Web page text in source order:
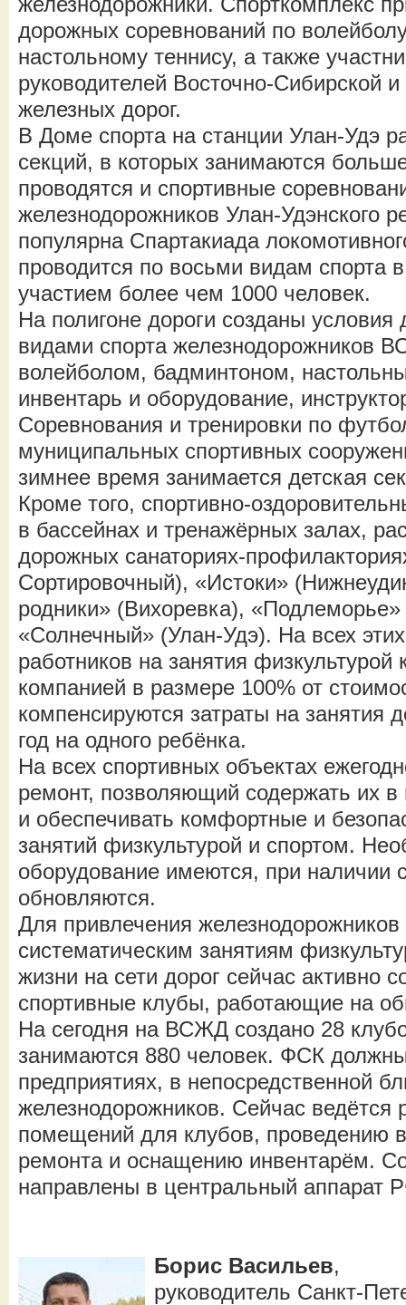
дорожных соревнований по
настольному теннису, а также
руководителей Восточно-Сибирской
железных дорог.
В Доме спорта на станции Улан-Удэ
секций, в которых занимаются
проводятся и спортивные
железнодорожников Улан-Удэнского
популярна Спартакиада
проводится по восьми видам спорта в
участием более чем 1000 человек.
На полигоне дороги созданы
видами спорта железнодорожников
волейболом, бадминтоном,
инвентарь и оборудование,
Соревнования и тренировки по
муниципальных спортивных
зимнее время занимается детская
Кроме того, спортивно-
в бассейнах и тренажёрных залах,
дорожных санаториях-
Сортировочный), «Истоки»
родники» (Вихоревка),
«Солнечный» (Улан-Удэ). На всех
работников на занятия физкультурой
компанией в размере 100% от
компенсируются затраты на занятия
год на одного ребёнка.
На всех спортивных объектах
ремонт, позволяющий содержать их
и обеспечивать комфортные и
занятий физкультурой и спортом.
оборудование имеются, при наличии
обновляются.
Для привлечения
систематическим занятиям
жизни на сети дорог сейчас активно
спортивные клубы, работающие на
На сегодня на ВСЖД создано 28
занимаются 880 человек. ФСК должны
предприятиях, в непосредственной
железнодорожников. Сейчас ведётся
помещений для клубов, проведению
ремонта и оснащению инвентарём.
направлены в центральный аппарат
Борис Васильев,
руководитель Санкт-